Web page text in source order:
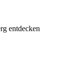
entdecken